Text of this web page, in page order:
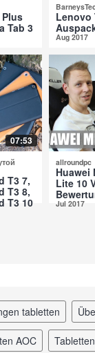
Plus
Tab 3
Lenovo
Aug 2017
07:53
T3 7,
T3 8,
T3 10
allroundpc
Huawei
Lite 10
Jul 2017
tabletten
AOC